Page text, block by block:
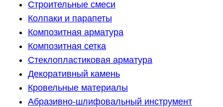
Строительные смеси
Колпаки и парапеты
Композитная арматура
Композитная сетка
Стеклопластиковая арматура
Декоративный камень
Кровельные материалы
Абразивно-шлифовальный инструмент